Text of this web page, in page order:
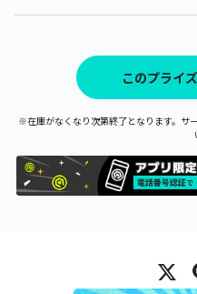
このプライ
※在庫がなくなり次第終了となります。サ
X